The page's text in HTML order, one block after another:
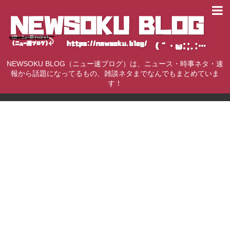
NEWSOKU BLOG（ニュー速ブログ）は、ニュース・時事ネタ・速
報から話題になってるもの、雑談ネタまでなんでもまとめていま
す！